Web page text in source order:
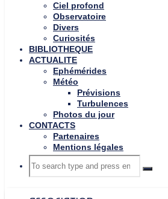
Ciel profond
Observatoire
Divers
Curiosités
BIBLIOTHEQUE
ACTUALITE
Ephémérides
Météo
Prévisions
Turbulences
Photos du jour
CONTACTS
Partenaires
Mentions légales
Search
Search
Search